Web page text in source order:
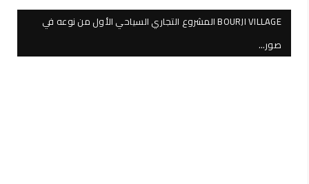
BOURJI VILLAGE المشروع التجاري السياحي الأول من نوعه في
صور…